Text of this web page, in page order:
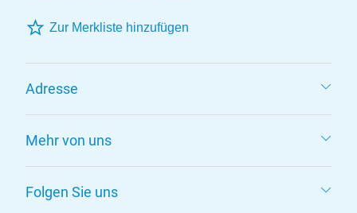
Zur Merkliste hinzufügen
Adresse
Mehr von uns
Folgen Sie uns